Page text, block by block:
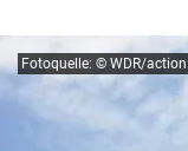
Fotoquelle: © WDR/